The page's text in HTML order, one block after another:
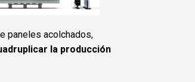
paneles acolchados,
la producción